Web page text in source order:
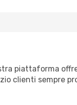
piattaforma
clienti sempre